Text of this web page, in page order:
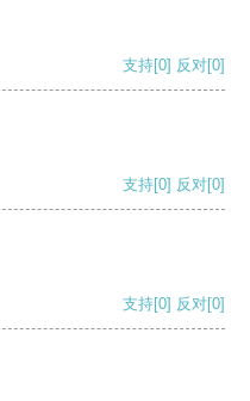
支持[0] 反对[0]
支持[0] 反对[0]
支持[0] 反对[0]